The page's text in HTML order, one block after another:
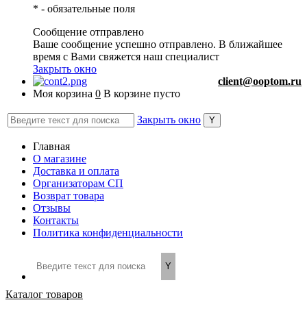
* - обязательные поля
Сообщение отправлено
Ваше сообщение успешно отправлено. В ближайшее
время с Вами свяжется наш специалист
Закрыть окно
client@ooptom.ru
Моя корзина 0 В корзине пусто
Закрыть окно
Главная
О магазине
Доставка и оплата
Организаторам СП
Возврат товара
Отзывы
Контакты
Политика конфиденциальности
Каталог товаров